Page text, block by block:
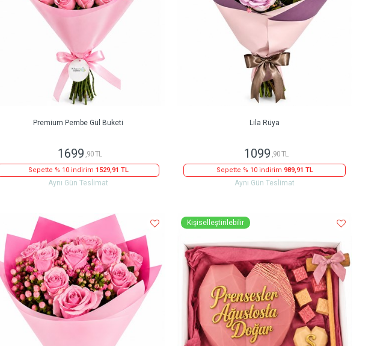
Premium Pembe Gül Buketi
1699 ,90 TL
Sepette % 10 indirim 1529,91 TL
Aynı Gün Teslimat
Lila Rüya
1099 ,90 TL
Sepette % 10 indirim 989,91 TL
Aynı Gün Teslimat
Kişiselleştirilebilir